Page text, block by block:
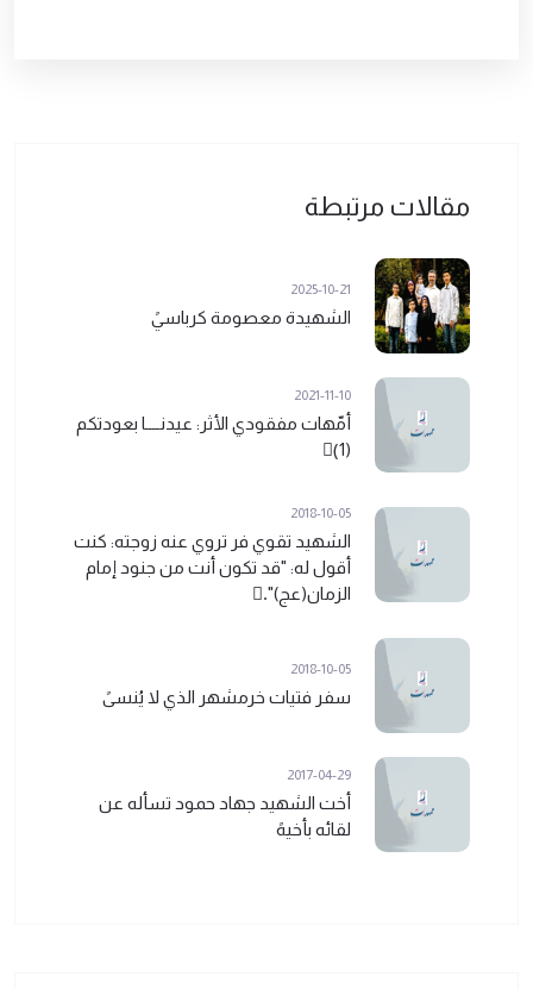
مقالات مرتبطة
2025-10-21
الشهيدة معصومة كرباسيً
2021-11-10
أمّهات مفقودي الأثر: عيدنــــا بعودتكم
(1)ً
2018-10-05
الشهيد تقوي فر تروي عنه زوجته: كنت
أقول له: "قد تكون أنت من جنود إمام
الزمان(عج)".ً
2018-10-05
سفر فتيات خرمشهر الذي لا يُنسىً
2017-04-29
أخت الشهيد جهاد حمود تسأله عن
لقائه بأخيهً